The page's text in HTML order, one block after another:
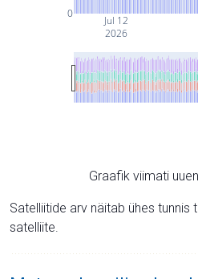
Jul 12
2026
0
Graafik viimati
Satelliitide arv näitab ühes tunnis
satelliite.